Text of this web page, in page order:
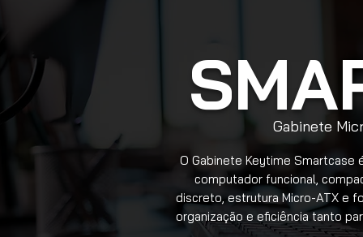
O Gabinete Keytime Smartcase
computador funcional,
discreto, estrutura Micro-ATX e
organização e eficiência tanto
Gabinete